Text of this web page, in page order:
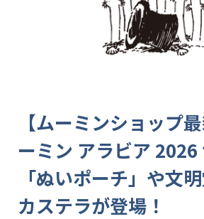
【ムーミンショップ
ーミン アラビア
「ぬいポーチ」や文
カステラが登場！